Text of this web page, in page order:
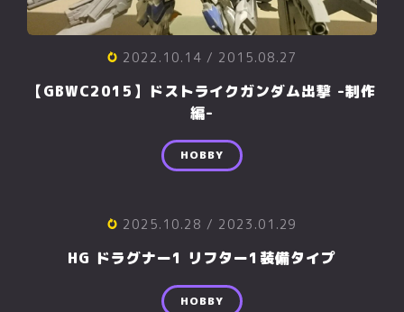
2022.10.14 / 2015.08.27
【GBWC2015】ドストライクガンダム出撃 -制作
編-
HOBBY
2025.10.28 / 2023.01.29
HG ドラグナー1 リフター1装備タイプ
HOBBY